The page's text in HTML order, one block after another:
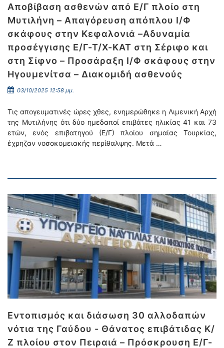
Αποβίβαση ασθενών από Ε/Γ πλοίο στη
Μυτιλήνη – Απαγόρευση απόπλου Ι/Φ
σκάφους στην Κεφαλονιά –Αδυναμία
προσέγγισης Ε/Γ-Τ/Χ-ΚΑΤ στη Σέριφο και
στη Σίφνο – Προσάραξη Ι/Φ σκάφους στην
Ηγουμενίτσα – Διακομιδή ασθενούς
03/10/2025 12:58 μμ.
Τις απογευματινές ώρες χθες, ενημερώθηκε η Λιμενική Αρχή
της Μυτιλήνης ότι δύο ημεδαποί επιβάτες ηλικίας 41 και 73
ετών, ενός επιβατηγού (Ε/Γ) πλοίου σημαίας Τουρκίας,
έχρηζαν νοσοκομειακής περίθαλψης. Μετά …
Εντοπισμός και διάσωση 30 αλλοδαπών
νότια της Γαύδου - Θάνατος επιβάτιδας Κ/
Ζ πλοίου στον Πειραιά – Πρόσκρουση Ε/Γ-